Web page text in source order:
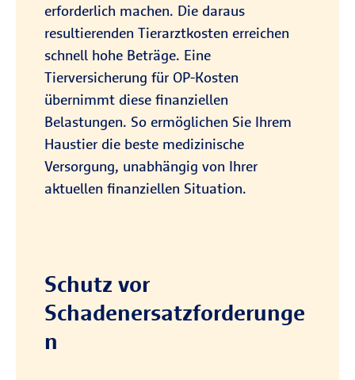
Beratungstermin vereinbaren
abgesichert.
Zur R+V-Reitlehrerhaftpflicht-
Versicherung
Beratungstermin vereinbaren
unentgeltlichen Helfer während ihrer
Tätigkeit für den Betrieb.
Haftung für Grundstücke und
Gebäude*
Der Schutz erstreckt sich auf die
Haftpflicht als Eigentümer oder
Mieter von Betriebsgebäuden,
Stallungen, Weiden und Reitplätzen,
Absicherung der Pferdehaltung*
Versichert sind die Haltung und
Nutzung von Pferden zu
erforderlich machen. Die daraus
resultierenden Tierarztkosten erreichen
schnell hohe Beträge. Eine
Tierversicherung für OP-Kosten
übernimmt diese finanziellen
Belastungen. So ermöglichen Sie Ihrem
Haustier die beste medizinische
Versorgung, unabhängig von Ihrer
aktuellen finanziellen Situation.
Schutz vor
Schadenersatzforderunge
n